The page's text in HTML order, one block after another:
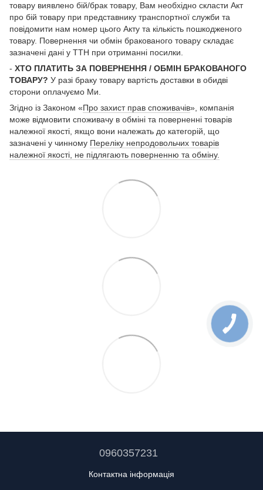
товару виявлено бій/брак товару, Вам необхідно скласти Акт
про бій товару при представнику транспортної служби та
повідомити нам номер цього Акту та кількість пошкодженого
товару. Повернення чи обмін бракованого товару складає
зазначені дані у ТТН при отриманні посилки.
- ХТО ПЛАТИТЬ ЗА ПОВЕРНЕННЯ / ОБМІН БРАКОВАНОГО
ТОВАРУ? У разі браку товару вартість доставки в обидві
сторони оплачуємо Ми.
Згідно із Законом «Про захист прав споживачів», компанія
може відмовити споживачу в обміні та поверненні товарів
належної якості, якщо вони належать до категорій, що
зазначені у чинному Переліку непродовольчих товарів
належної якості, не підлягають поверненню та обміну.
0960357231
Контактна інформація